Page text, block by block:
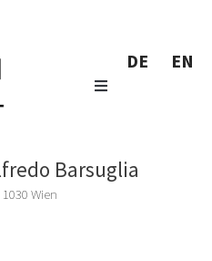
DE EN
Barsuglia
Wien